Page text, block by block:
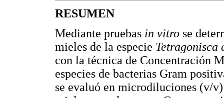
RESUMEN
Mediante pruebas in vitro se
mieles de la especie Tetragonisca
con la técnica de Concentración
especies de bacterias Gram
se evaluó en microdiluciones (v/